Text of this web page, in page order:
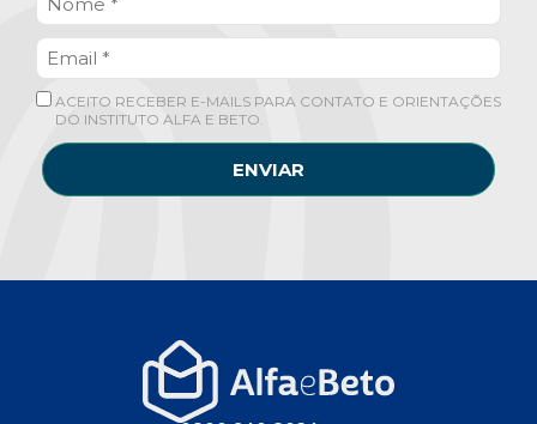
ACEITO RECEBER E-MAILS PARA CONTATO E ORIENTAÇÕES
DO INSTITUTO ALFA E BETO.
ENVIAR